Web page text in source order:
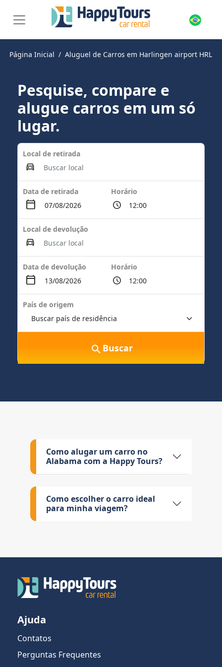
Página Inicial Aluguel de Carros em Harlingen airport HRL
Pesquise, compare e
alugue carros em um só
lugar.
Local de retirada
Data de retirada Horário
Local de devolução
Data de devolução Horário
País de origem
Buscar
Como alugar um carro no
Alabama com a Happy Tours?
Como escolher o carro ideal
para minha viagem?
Ajuda
Contatos
Perguntas Frequentes